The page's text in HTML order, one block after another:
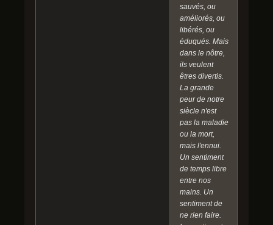
sauvés, ou
améliorés, ou
libérés, ou
éduqués. Mais
dans le nôtre,
ils veulent
êtres divertis.
La grande
peur de notre
siècle n'est
pas la maladie
ou la mort,
mais l'ennui.
Un sentiment
de temps libre
entre nos
mains. Un
sentiment de
ne rien faire.